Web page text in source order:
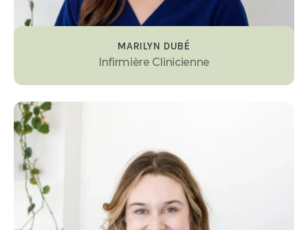
MARILYN DUBÉ
Infirmière Clinicienne